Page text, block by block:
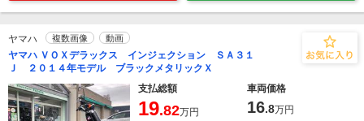
ヤマハ 複数画像 動画
ヤマハ ＶＯＸデラックス インジェクション ＳＡ３１
Ｊ ２０１４年モデル ブラックメタリックＸ
支払総額
車両価格
19.82万円 16.8万円